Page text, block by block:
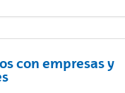
con empresas y